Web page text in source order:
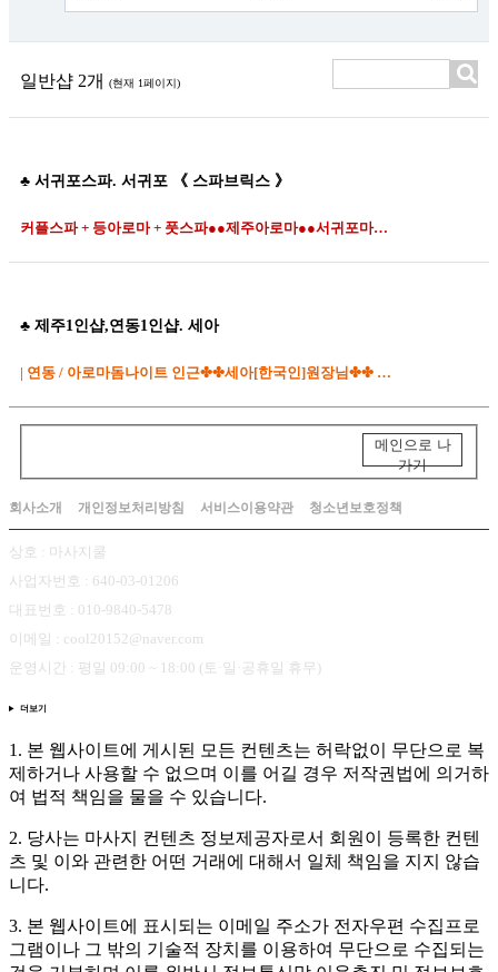
일반샵 2개 (현재 1페이지)
♣ 서귀포스파. 서귀포 《 스파브릭스 》
커플스파 + 등아로마 + 풋스파●●제주아로마●●서귀포마사지●●호근동테라피●●태평로스파
♣ 제주1인샵,연동1인샵. 세아
| 연동 / 아로마돔나이트 인근✤✤세아[한국인]원장님✤✤ ★☆테라피&스웨디시☆★
메인으로 나
가기
회사소개 개인정보처리방침 서비스이용약관 청소년보호정책
상호 : 마사지쿨
사업자번호 : 640-03-01206
대표번호 : 010-9840-5478
이메일 : cool20152@naver.com
운영시간 : 평일 09:00 ~ 18:00 (토·일·공휴일 휴무)
더보기
1. 본 웹사이트에 게시된 모든 컨텐츠는 허락없이 무단으로 복
제하거나 사용할 수 없으며 이를 어길 경우 저작권법에 의거하
여 법적 책임을 물을 수 있습니다.
2. 당사는 마사지 컨텐츠 정보제공자로서 회원이 등록한 컨텐
츠 및 이와 관련한 어떤 거래에 대해서 일체 책임을 지지 않습
니다.
3. 본 웹사이트에 표시되는 이메일 주소가 전자우편 수집프로
그램이나 그 밖의 기술적 장치를 이용하여 무단으로 수집되는